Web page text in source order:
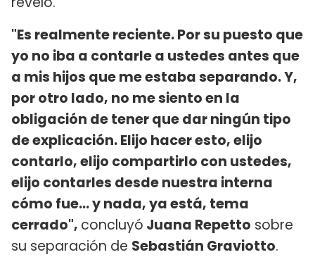
"Es realmente reciente. Por su puesto que
yo no iba a contarle a ustedes antes que
a mis hijos que me estaba separando. Y,
por otro lado, no me siento en la
obligación de tener que dar ningún tipo
de explicación. Elijo hacer esto, elijo
contarlo, elijo compartirlo con ustedes,
elijo contarles desde nuestra interna
cómo fue... y nada, ya está, tema
cerrado", concluyó Juana Repetto sobre
su separación de Sebastián Graviotto.